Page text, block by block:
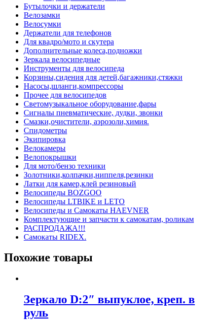
Бутылочки и держатели
Велозамки
Велосумки
Держатели для телефонов
Для квадро/мото и скутера
Дополнительные колеса,подножки
Зеркала велосипедные
Инструменты для велосипеда
Корзины,сидения для детей,багажники,стяжки
Насосы,шланги,компрессоры
Прочее для велосипедов
Светомузыкальное оборудование,фары
Сигналы пневматические, дудки, звонки
Смазки,очистители, аэрозоли,химия.
Спидометры
Экипировка
Велокамеры
Велопокрышки
Для мото/бензо техники
Золотники,колпачки,ниппеля,резинки
Латки для камер,клей резиновый
Велосипеды BOZGOO
Велосипеды LTBIKE и LETO
Велосипеды и Самокаты HAEVNER
Комплектующие и запчасти к самокатам, роликам
РАСПРОДАЖА!!!
Самокаты RIDEX.
Похожие товары
Зеркало D:2″ выпуклое, креп. в
руль